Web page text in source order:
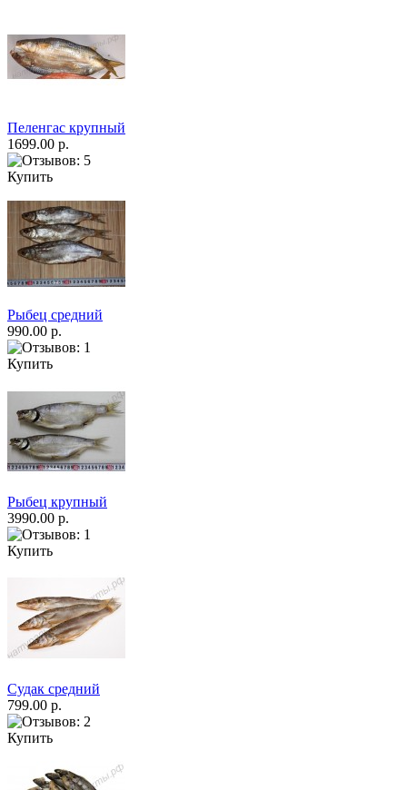
Пеленгас крупный
1699.00 р.
Купить
Рыбец средний
990.00 р.
Купить
Рыбец крупный
3990.00 р.
Купить
Судак средний
799.00 р.
Купить